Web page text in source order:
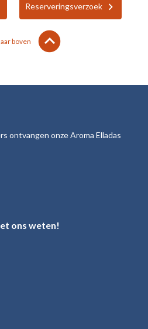
Reserveringsverzoek
boven lens
keyboard_arrow_up
ontvangen onze Aroma Elladas
ons weten!